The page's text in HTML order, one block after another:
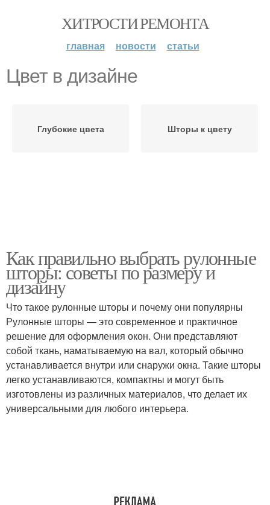
ХИТРОСТИ РЕМОНТА
главная новости статьи
Цвет в дизайне
Глубокие цвета Шторы к цвету
Как правильно выбрать рулонные
шторы: советы по размеру и
дизайну
Что такое рулонные шторы и почему они популярны
Рулонные шторы — это современное и практичное
решение для оформления окон. Они представляют
собой ткань, наматываемую на вал, который обычно
устанавливается внутри или снаружи окна. Такие шторы
легко устанавливаются, компактны и могут быть
изготовлены из различных материалов, что делает их
универсальными для любого интерьера.